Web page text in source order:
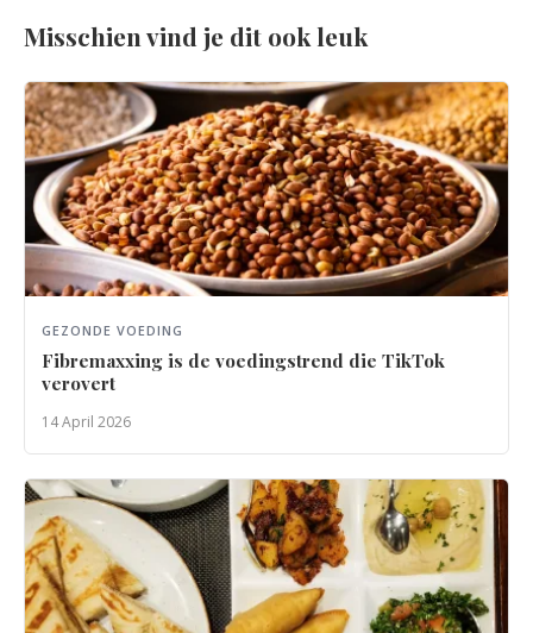
Misschien vind je dit ook leuk
GEZONDE VOEDING
Fibremaxxing is de voedingstrend die TikTok
verovert
14 April 2026